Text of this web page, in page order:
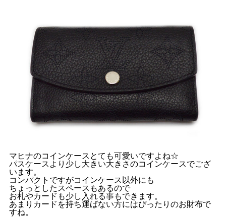
マヒナのコインケースとても可愛いですよね☆
パスケースより少し大きい大きさのコインケースでござ
います。
コンパクトですがコインケース以外にも
ちょっとしたスペースもあるので
お札やカードも少し入れる事もできます。
あまりカードを持ち運ばない方にはぴったりのお財布で
すね。